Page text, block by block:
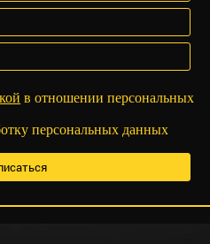
в отношении персональных
персональных данных